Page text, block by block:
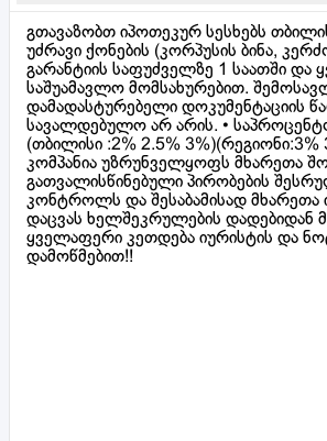
გთავაზობთ იპოთეკურ სესხებს
უძრავი ქონების (კორპუსის ბინა,
გარანტიის საფუძველზე 1 საათში და
საშუამავლო მომსახურებით.
დამადასტურებელი დოკუმენტაციის
სავალდებულო არ არის. •
(თბილისი :2% 2.5% 3%)(რეგიონი:3%
კომპანია უზრუნველყოფს მხარეთა
გათვალისწინებული პირობების
კონტროლს და შესაბამისად მხარეთა
დაცვას ხელშეკრულების დადებიდან
ყველაფერი კეთდება იურისტის და
დამოწმებით!!